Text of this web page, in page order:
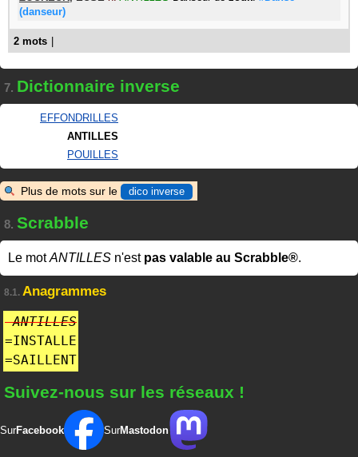
(danseur)
2 mots
7. Dictionnaire inverse
EFFONDRILLES
ANTILLES
POUILLES
Plus de mots sur le dico inverse
8. Scrabble
Le motANTILLES n'est pas valable au Scrabble®.
8.1. Anagrammes
ANTILLES
=INSTALLE
=SAILLENT
Suivez-nous sur les réseaux !
SurFacebook SurMastodon